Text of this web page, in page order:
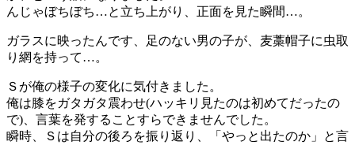
んじゃぼちぼち…と立ち上がり、正面を見た瞬間…。
ガラスに映ったんです、足のない男の子が、麦藁帽子に虫取
り網を持って…。
Ｓが俺の様子の変化に気付きました。
俺は膝をガタガタ震わせ(ハッキリ見たのは初めてだったの
で)、言葉を発することすらできませんでした。
瞬時、Ｓは自分の後ろを振り返り、「やっと出たのか」と言